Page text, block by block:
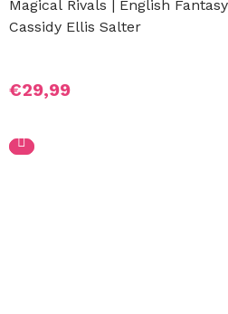
Magical Rivals | English
Cassidy Ellis Salter
€29,99